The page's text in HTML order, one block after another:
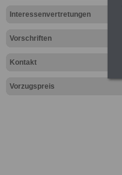
Interessenvertretungen
Vorschriften
Kontakt
Vorzugspreis